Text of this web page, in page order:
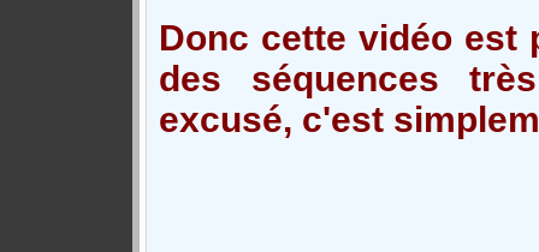
Donc cette vidéo est
des séquences
excusé, c'est